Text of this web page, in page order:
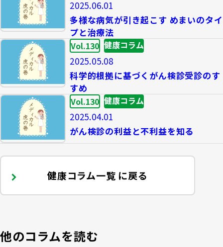
2025.06.01
多様な病気が引き起こす めまいのタイ
プと治療法
Vol.130 健康コラム
2025.05.08
科学的根拠に基づくがん検診受診のす
すめ
Vol.130 健康コラム
2025.04.01
がん検診の利益と不利益を知る
健康コラム一覧 に戻る
他のコラムを読む